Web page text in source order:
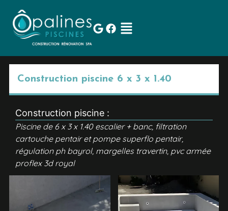
Construction piscine 6 x 3 x 1.40
Construction piscine :
Piscine de 6 x 3 x 1.40 escalier + banc, filtration
cartouche pentair et pompe superflo pentair,
régulation ph bayrol, margelles travertin, pvc armée
proflex 3d royal